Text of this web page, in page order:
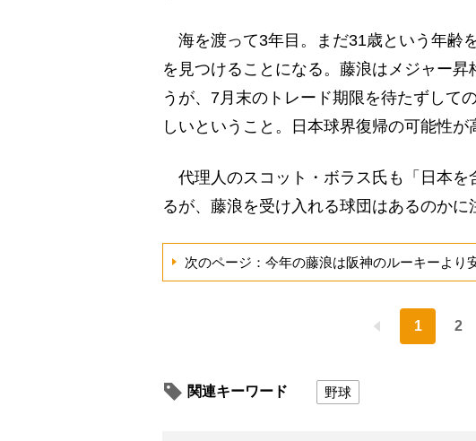
海を渡って3年目。まだ31歳という年齢
を見つけることになる。藤浪はメジャー
うが、7月末のトレード期限を待たずして
しいということ。日本球界復帰の可能性が
代理人のスコット・ボラス氏も「日本を
るが、藤浪を受け入れる球団はあるのかに
次のページ：今年の藤浪は阪神のルーキーより
1 2
関連キーワード 野球